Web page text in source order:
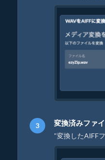
変換済みファ
"変換したAIFF